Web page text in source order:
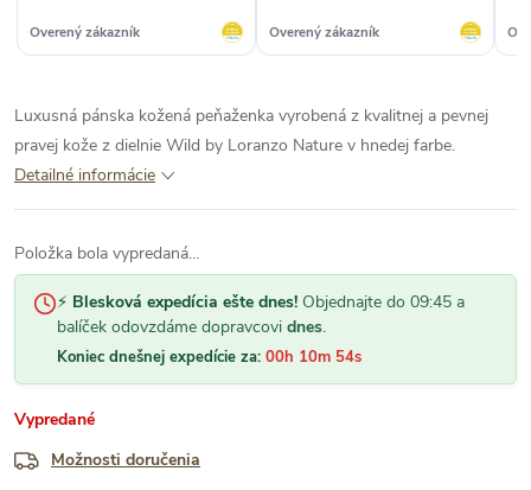
Overený zákazník Overený zákazník
Luxusná pánska kožená peňaženka vyrobená z kvalitnej a pevnej
pravej kože z dielnie Wild by Loranzo Nature v hnedej farbe.
Detailné informácie
Položka bola vypredaná…
⚡ Blesková expedícia ešte dnes! Objednajte do 09:45 a
balíček odovzdáme dopravcovi dnes.
Koniec dnešnej expedície za: 00h 10m 53s
Vypredané
Možnosti doručenia